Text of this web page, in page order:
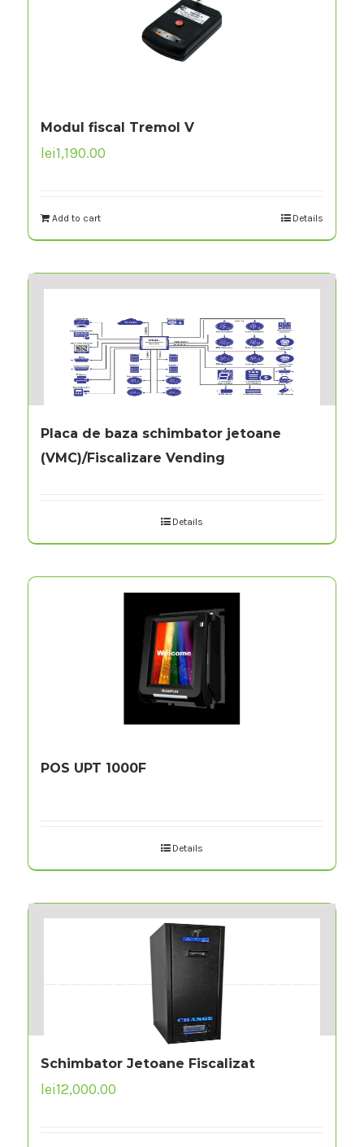
Modul fiscal Tremol V
lei1,190.00
Add to cart Details
Placa de baza schimbator jetoane
(VMC)/Fiscalizare Vending
Details
POS UPT 1000F
Details
Schimbator Jetoane Fiscalizat
lei12,000.00